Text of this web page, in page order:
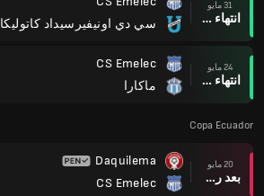
31 مايو
انتهاء وقت المباراة
سي دي اونيفيرسيداد كاتوليكا
24 مايو
انتهاء وقت المباراة
CS Emelec
ماكارا
Copa Ecuador
20 مايو
بعد ركلات الترجيح
Daquilema
CS Emelec